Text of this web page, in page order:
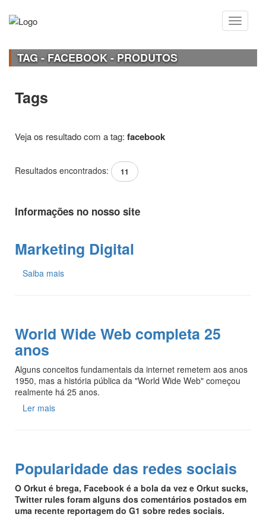
TAG - FACEBOOK - PRODUTOS
Tags
Veja os resultado com a tag: facebook
Resultados encontrados: 11
Informações no nosso site
Marketing Digital
Saiba mais
World Wide Web completa 25
anos
Alguns conceitos fundamentais da internet remetem aos anos
1950, mas a história pública da "World Wide Web" começou
realmente há 25 anos.
Ler mais
Popularidade das redes sociais
O Orkut é brega, Facebook é a bola da vez e Orkut sucks,
Twitter rules foram alguns dos comentários postados em
uma recente reportagem do G1 sobre redes sociais.